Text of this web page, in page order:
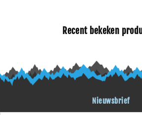
Recent bekeken
Nieuwsbrief